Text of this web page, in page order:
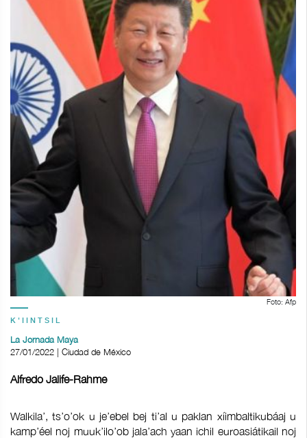
Foto: Afp
K'IINTSIL
La Jornada Maya
27/01/2022 | Ciudad de México
Alfredo Jalife-Rahme
Walkila’, ts’o’ok u je’ebel bej ti’al u paklan xíimbaltikubáaj u
kamp’éel noj muuk’ilo’ob jala’ach yaan ichil euroasiátikail noj